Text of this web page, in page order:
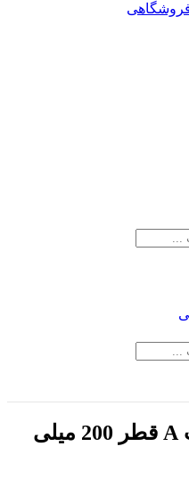
فروشگاهی
چرخ آهنی روتراش ثابت A قطر 200 میلی